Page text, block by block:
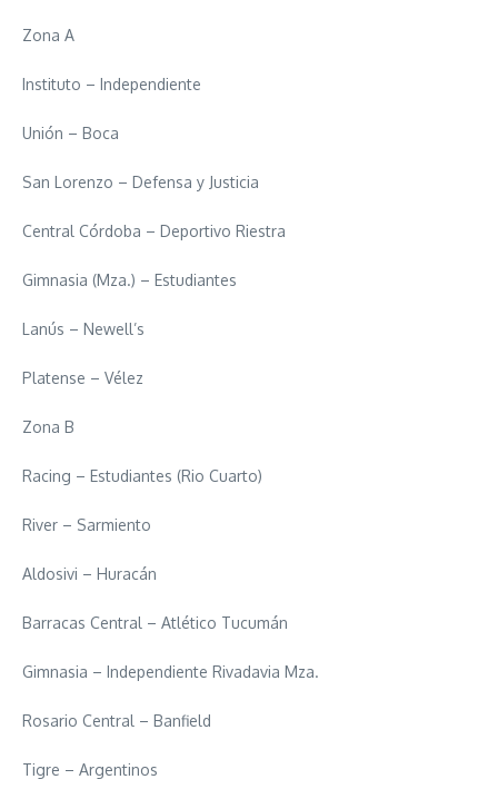
Zona A
Instituto – Independiente
Unión – Boca
San Lorenzo – Defensa y Justicia
Central Córdoba – Deportivo Riestra
Gimnasia (Mza.) – Estudiantes
Lanús – Newell’s
Platense – Vélez
Zona B
Racing – Estudiantes (Rio Cuarto)
River – Sarmiento
Aldosivi – Huracán
Barracas Central – Atlético Tucumán
Gimnasia – Independiente Rivadavia Mza.
Rosario Central – Banfield
Tigre – Argentinos